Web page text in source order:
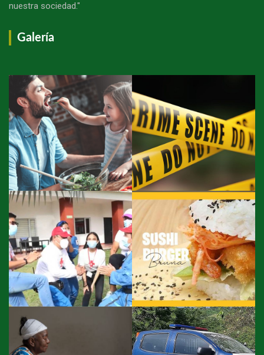
nuestra sociedad."
Galería